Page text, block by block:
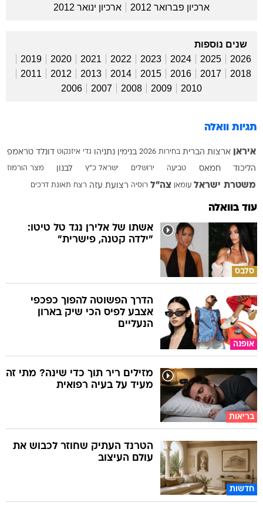
ארכיון פברואר 2012
ארכיון ינואר 2012
שנים נוספות
2026
2025
2024
2023
2022
2021
2020
2019
2018
2017
2016
2015
2014
2013
2012
2011
2010
2009
2008
2007
2006
תגיות וואלה
איראן ארצות הברית בחירות 2026 בנימין נתניהו גדי איזנקוט דונלד טראמפ
הליכוד חמאס טביעה ירושלים ישראל כ"ץ לבנון מצר הורמוז
משטרת ישראל עומאן צה"ל רוסיה רצועת עזה רצח תאונת דרכים
עוד בוואלה
סלבס
אשתו של אלירן נגד טל טיטו:
"ילדה קטנה, פישרית"
אופנה
הדרך הפשוטה להפוך כפכפי
אצבע לפיס הכי שיק בארון
הנעליים
בריאות
מזילים ריר תוך כדי שינה? מתי זה
מעיד על בעיה רפואית
חדשות
הטרנד העתיק שחוזר לכבוש את
עולם העיצוב